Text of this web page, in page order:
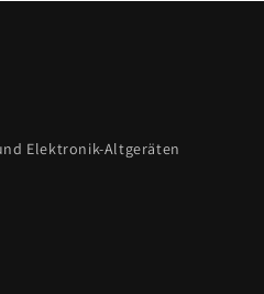
Elektronik-Altgeräten